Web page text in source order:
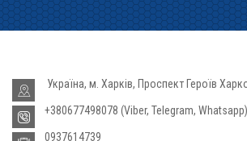
Україна, м. Харків, Проспект Героїв
+380677498078 (Viber, Telegram, Whatsapp)
0937614739